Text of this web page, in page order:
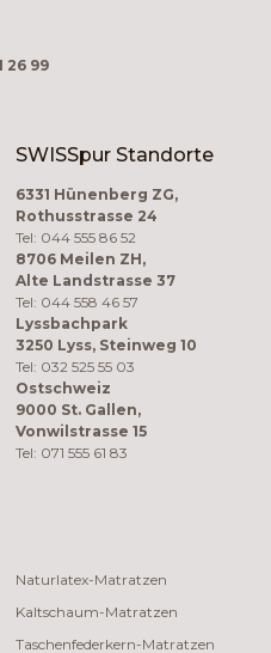
26 99
SWISSpur Standorte
6331 Hünenberg ZG,
Rothusstrasse 24
Tel: 044 555 86 52
8706 Meilen ZH,
Alte Landstrasse 37
Tel: 044 558 46 57
Lyssbachpark
3250 Lyss, Steinweg 10
Tel: 032 525 55 03
Ostschweiz
9000 St. Gallen,
Vonwilstrasse 15
Tel: 071 555 61 83
Naturlatex-Matratzen
Kaltschaum-Matratzen
Taschenfederkern-Matratzen